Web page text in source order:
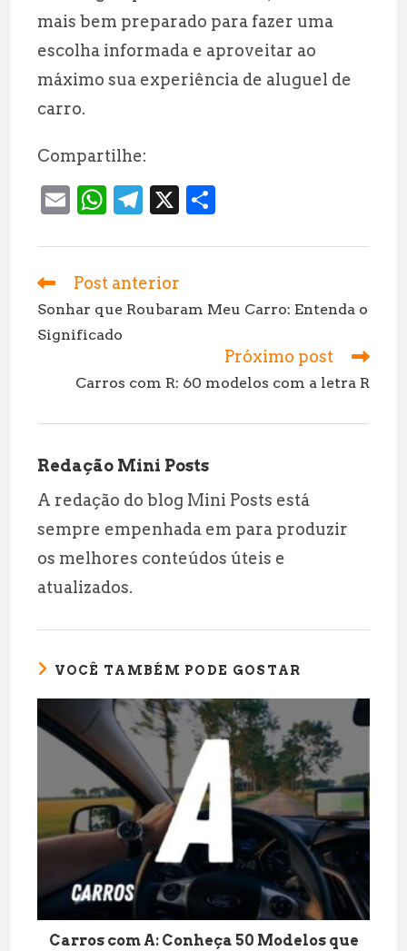
mais bem preparado para fazer uma
escolha informada e aproveitar ao
máximo sua experiência de aluguel de
carro.
Compartilhe:
E
ai
l
W
at
s
A
p
p
T
e
g
r
m
X
a
e
Leia
artigos
Post anterior
Sonhar que Roubaram Meu Carro: Entenda o
Significado
Próximo post
Carros com R: 60 modelos com a letra R
Redação Mini Posts
A redação do blog Mini Posts está
sempre empenhada em para produzir
os melhores conteúdos úteis e
atualizados.
VOCÊ TAMBÉM PODE GOSTAR
Carros com A: Conheça 50 Modelos que